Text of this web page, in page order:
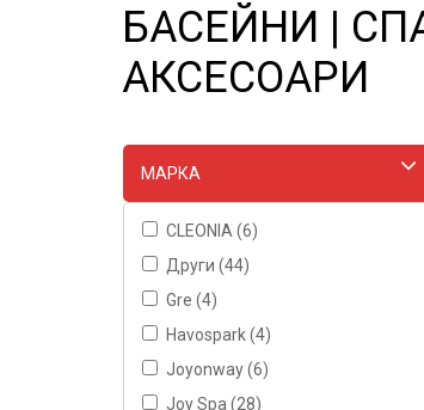
БАСЕЙНИ |
АКСЕСОАРИ
МАРКA
CLEONIA (6)
Други (44)
Gre (4)
Havospark (4)
Joyonway (6)
Joy Spa (28)